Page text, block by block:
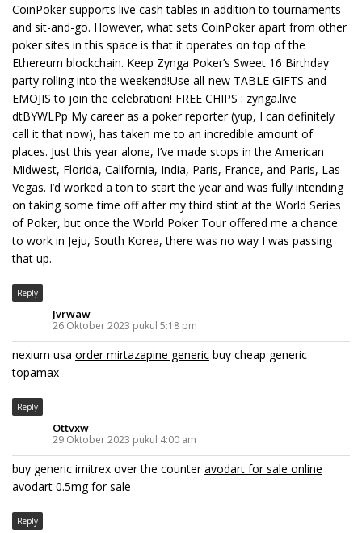
CoinPoker supports live cash tables in addition to tournaments
and sit-and-go. However, what sets CoinPoker apart from other
poker sites in this space is that it operates on top of the
Ethereum blockchain. Keep Zynga Poker’s Sweet 16 Birthday
party rolling into the weekend!Use all-new TABLE GIFTS and
EMOJIS to join the celebration! FREE CHIPS : zynga.live
dtBYWLPp My career as a poker reporter (yup, I can definitely
call it that now), has taken me to an incredible amount of
places. Just this year alone, I’ve made stops in the American
Midwest, Florida, California, India, Paris, France, and Paris, Las
Vegas. I’d worked a ton to start the year and was fully intending
on taking some time off after my third stint at the World Series
of Poker, but once the World Poker Tour offered me a chance
to work in Jeju, South Korea, there was no way I was passing
that up.
Reply
Jvrwaw
26 Oktober 2023 pukul 5:18 pm
nexium usa order mirtazapine generic buy cheap generic
topamax
Reply
Ottvxw
29 Oktober 2023 pukul 4:00 am
buy generic imitrex over the counteravodart for sale online
avodart 0.5mg for sale
Reply